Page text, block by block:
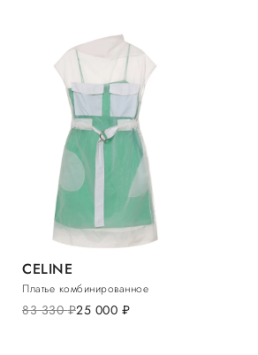
CELINE
Платье комбинированное
83 330руб.25 000 руб.